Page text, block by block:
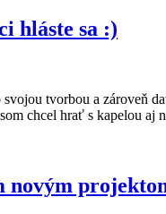
hláste sa :)
tvorbou a zároveň
chcel hrať s kapelou